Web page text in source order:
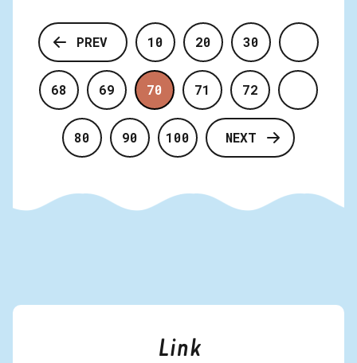
PREV 10 20 30
68 69 70 71 72
80 90 100 NEXT